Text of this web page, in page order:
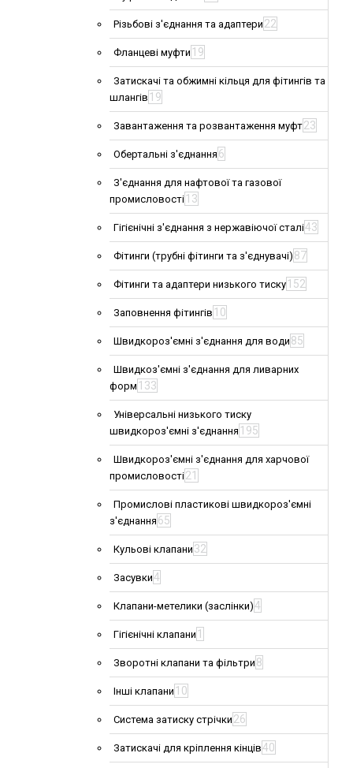
Різьбові з'єднання та адаптери 22
Фланцеві муфти 19
Затискачі та обжимні кільця для фітингів та
шлангів 19
Завантаження та розвантаження муфт23
Обертальні з'єднання 6
З'єднання для нафтової та газової
промисловості 13
Гігієнічні з'єднання з нержавіючої сталі43
Фітинги (трубні фітинги та з'єднувачі) 87
Фітинги та адаптери низького тиску 152
Заповнення фітингів 10
Швидкороз'ємні з'єднання для води 85
Швидкоз'ємні з'єднання для ливарних
форм 133
Універсальні низького тиску
швидкороз'ємні з'єднання 195
Швидкороз'ємні з'єднання для харчової
промисловості21
Промислові пластикові швидкороз'ємні
з'єднання 65
Кульові клапани 32
Засувки4
Клапани-метелики (заслінки)4
Гігієнічні клапани 1
Зворотні клапани та фільтри 8
Інші клапани 10
Система затиску стрічки 26
Затискачі для кріплення кінців40